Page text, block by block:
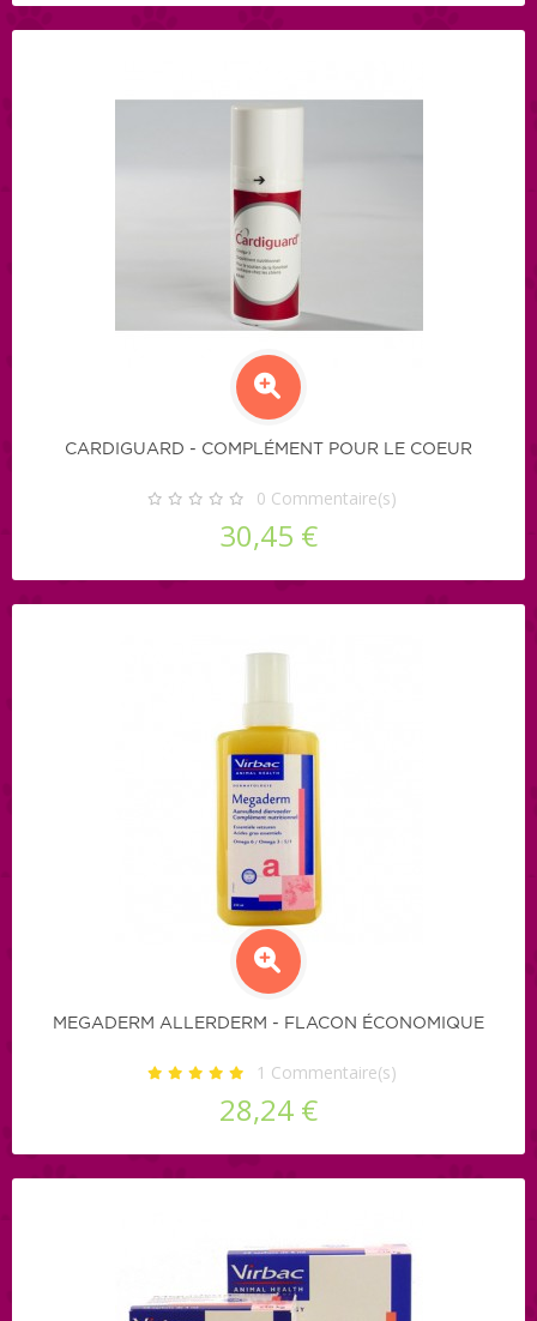
CARDIGUARD - COMPLÉMENT POUR LE COEUR
0 Commentaire(s)
30,45 €
MEGADERM ALLERDERM - FLACON ÉCONOMIQUE
1 Commentaire(s)
28,24 €